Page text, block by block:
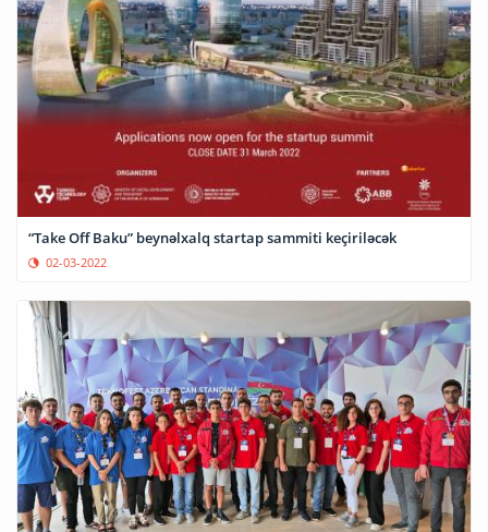
“Take Off Baku” beynəlxalq startap sammiti keçiriləcək
02-03-2022